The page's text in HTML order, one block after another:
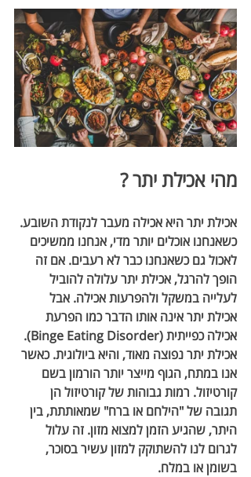
מהי אכילת יתר ?
אכילת יתר היא אכילה מעבר לנקודת השובע.
כשאנחנו אוכלים יותר מדי, אנחנו ממשיכים
לאכול גם כשאנחנו כבר לא רעבים. אם זה
הופך להרגל, אכילת יתר עלולה להוביל
לעלייה במשקל ולהפרעות אכילה. אבל
אכילת יתר אינה אותו הדבר כמו הפרעת
אכילה כפייתית (Binge Eating Disorder).
אכילת יתר נפוצה מאוד, והיא ביולוגית. כאשר
אנו במתח, הגוף מייצר יותר הורמון בשם
קורטיזול. רמות גבוהות של קורטיזול הן
תגובה של "הילחם או ברח" שמאותתת, בין
היתר, שהגיע הזמן למצוא מזון. זה עלול
לגרום לנו להשתוקק למזון עשיר בסוכר,
בשומן או במלח.